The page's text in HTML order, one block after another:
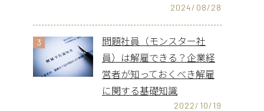
2024/08/28
3
問題社員（モンスター社
員）は解雇できる？企業経
営者が知っておくべき解雇
に関する基礎知識
2022/10/19